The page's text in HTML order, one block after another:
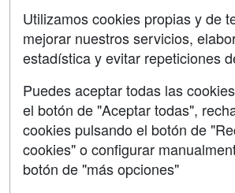
Contactar
Confidencialidad
Aviso legal
Copyleft
Utilizamos cookies propias y de
mejorar nuestros servicios,
estadística y evitar repeticiones
Puedes aceptar todas las
el botón de "Aceptar todas",
cookies pulsando el botón de
cookies" o configurar
botón de "más opciones"